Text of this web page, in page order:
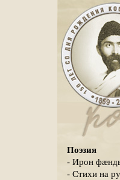
Поэзия
- Ирон
- Стихи на